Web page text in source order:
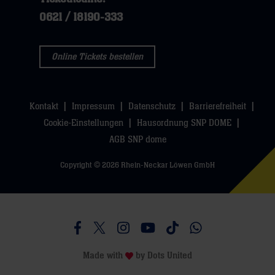
hier
sie
0621 / 18190-333
Online Tickets bestellen
Kontakt Impressum Datenschutz
Barrierefreiheit
Cookie-Einstellungen
Hausordnung SNP DOME
AGB SNP dome
Copyright © 2026 Rhein-Neckar Löwen GmbH
Besucht uns auf Facebook
Besucht uns auf Twitter
Besucht uns auf Instagram
Besucht uns auf Youtube
Besucht uns auf
Besucht uns auf
Made with by Dots United